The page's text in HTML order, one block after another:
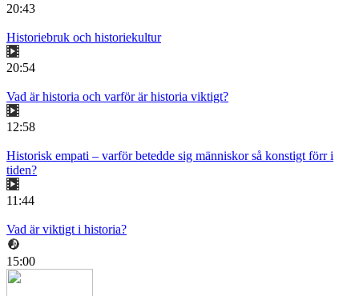
20:43
Historiebruk och historiekultur
20:54
Vad är historia och varför är historia viktigt?
12:58
Historisk empati – varför betedde sig människor så konstigt förr i
tiden?
11:44
Vad är viktigt i historia?
15:00